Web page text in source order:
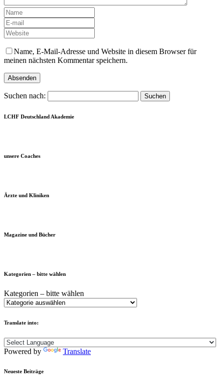
Name, E-Mail-Adresse und Website in diesem Browser für
meinen nächsten Kommentar speichern.
Suchen nach:
LCHF Deutschland Akademie
unsere Coaches
Ärzte und Kliniken
Magazine und Bücher
Kategorien – bitte wählen
Kategorien – bitte wählen
Translate into:
Powered by Translate
Neueste Beiträge